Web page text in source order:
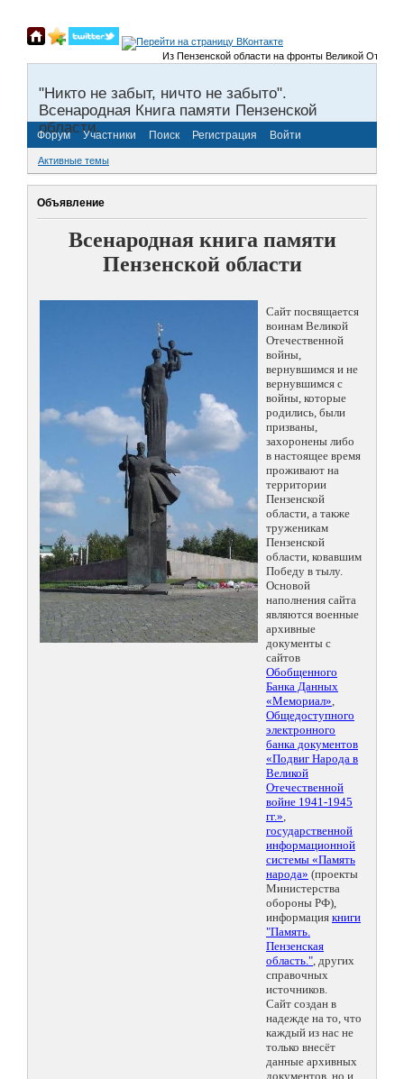
Из Пензенской области на фронты Великой
"Никто не забыт, ничто не забыто".
Всенародная Книга памяти Пензенской
области.
Форум Участники Поиск Регистрация Войти
Активные темы
Объявление
Всенародная книга памяти
Пензенской области
Сайт посвящается
воинам Великой
Отечественной
войны,
вернувшимся и не
вернувшимся с
войны, которые
родились, были
призваны,
захоронены либо
в настоящее время
проживают на
территории
Пензенской
области, а также
труженикам
Пензенской
области, ковавшим
Победу в тылу.
Основой
наполнения сайта
являются военные
архивные
документы с
сайтов
Обобщенного
Банка Данных
«Мемориал»,
Общедоступного
электронного
банка документов
«Подвиг Народа в
Великой
Отечественной
войне 1941-1945
гг.»,
государственной
информационной
системы «Память
народа» (проекты
Министерства
обороны РФ),
информация книги
"Память.
Пензенская
область.", других
справочных
источников.
Сайт создан в
надежде на то, что
каждый из нас не
только внесёт
данные архивных
документов, но и